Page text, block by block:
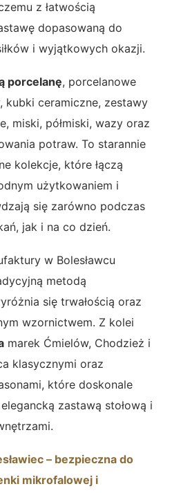
z łatwością
dopasowaną do
i wyjątkowych okazji.
porcelanę, porcelanowe
kubki ceramiczne, zestawy
miski, półmiski, wazy oraz
potraw. To starannie
kolekcje, które łączą
użytkowaniem i
się zarówno podczas
jak i na co dzień.
w Bolesławcu
metodą
się trwałością oraz
wzornictwem. Z kolei
marek Ćmielów, Chodzież i
klasycznymi oraz
które doskonale
zastawą stołową i
– bezpieczna do
mikrofalowej i